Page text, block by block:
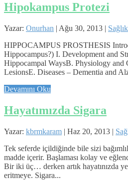
Hipokampus Protezi
Yazar: Onurhan | Ağu 30, 2013 | Sağlık
HIPPOCAMPUS PROSTHESIS
Hippocampus?) I. Development and
Hippocampal WaysB. Physiology and
LesionsE. Diseases – Dementia and
Devamını Oku
Hayatımızda Sigara
Yazar: kbrmkaram | Haz 20, 2013 |
Tek seferde içildiğinde bile sizi
madde içerir. Başlaması kolay ve
Bir iki üç… derken artık hayatınızda
eritmeye. Sigara...